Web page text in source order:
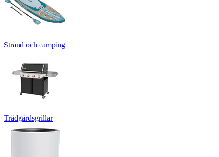
Strand och camping
Trädgårdsgrillar